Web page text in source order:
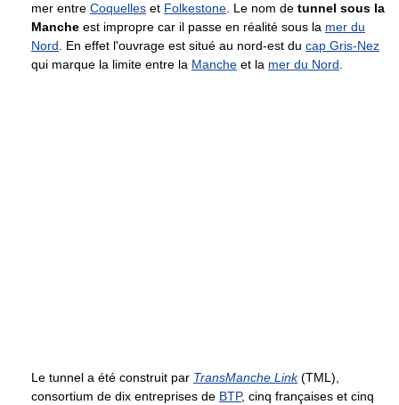
mer entre Coquelles et Folkestone. Le nom de tunnel sous la
Manche est impropre car il passe en réalité sous la mer du
Nord. En effet l'ouvrage est situé au nord-est du cap Gris-Nez
qui marque la limite entre la Manche et la mer du Nord.
Le tunnel a été construit par TransManche Link(TML),
consortium de dix entreprises de BTP, cinq françaises et cinq